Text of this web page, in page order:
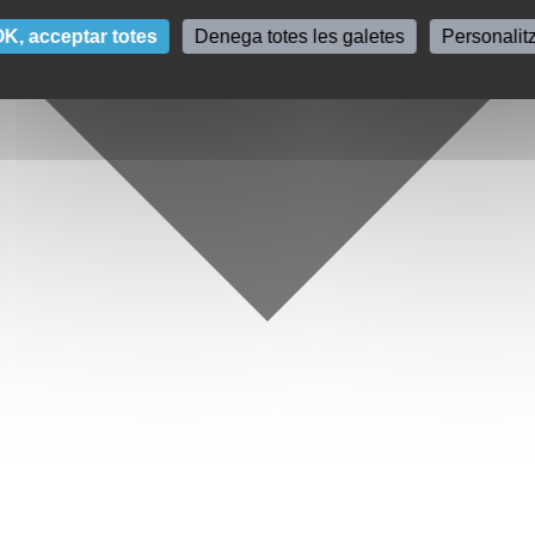
acceptar totes Denega totes les galetes